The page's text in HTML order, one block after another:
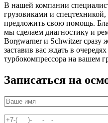
В нашей компании
грузовиками и
предложить свою помощь.
мы сделаем диагностику и
Borgwarner и Schwitzer сразу
заставив вас ждать в
турбокомпрессора на вашем
Записаться на